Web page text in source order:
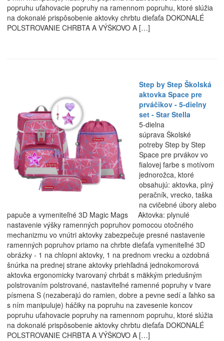
popruhu uťahovacie popruhy na ramennom popruhu, ktoré slúžia
na dokonalé prispôsobenie aktovky chrbtu dieťaťa DOKONALÉ
POLSTROVANIE CHRBTA A VÝŠKOVO A […]
Step by Step Školská
aktovka Space pre
prváčikov - 5-dielny
set - Star Stella
5-dielna
súprava Školské
potreby Step by Step
Space pre prvákov vo
fialovej farbe s motívom
jednorožca, ktoré
obsahujú: aktovka, plný
peračník, vrecko, taška
na cvičebné úbory alebo
papuče a vymeniteľné 3D Magic Mags Aktovka: plynulé
nastavenie výšky ramenných popruhov pomocou otočného
mechanizmu vo vnútri aktovky zabezpečuje presné nastavenie
ramenných popruhov priamo na chrbte dieťaťa vymeniteľné 3D
obrázky - 1 na chlopni aktovky, 1 na prednom vrecku a ozdobná
šnúrka na prednej strane aktovky priehľadná jednokomorová
aktovka ergonomicky tvarovaný chrbát s mäkkým priedušným
polstrovaním polstrované, nastaviteľné ramenné popruhy v tvare
písmena S (nezaberajú do ramien, dobre a pevne sedí a ľahko sa
s ním manipuluje) háčiky na popruhu na zavesenie koncov
popruhu uťahovacie popruhy na ramennom popruhu, ktoré slúžia
na dokonalé prispôsobenie aktovky chrbtu dieťaťa DOKONALÉ
POLSTROVANIE CHRBTA A VÝŠKOVO A […]